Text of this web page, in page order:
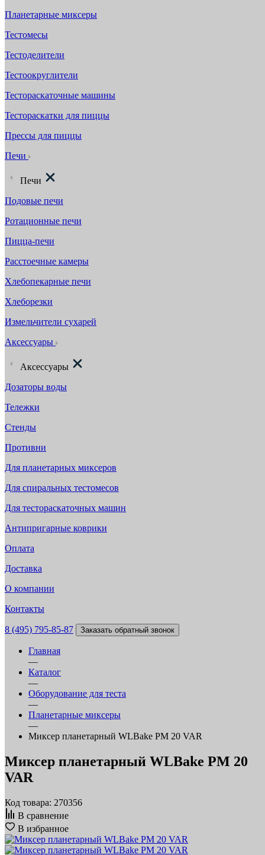
Планетарные миксеры
Тестомесы
Тестоделители
Тестоокруглители
Тестораскаточные машины
Тестораскатки для пиццы
Прессы для пиццы
Печи
Печи
Подовые печи
Ротационные печи
Пицца-печи
Расстоечные камеры
Хлебопекарные печи
Хлеборезки
Измельчители сухарей
Аксессуары
Аксессуары
Дозаторы воды
Тележки
Стенды
Противни
Для планетарных миксеров
Для спиральных тестомесов
Для тестораскаточных машин
Антипригарные коврики
Оплата
Доставка
О компании
Контакты
8 (495) 795-85-87 Заказать обратный звонок
Главная
—
Каталог
—
Оборудование для теста
—
Планетарные миксеры
—
Миксер планетарный WLBake PM 20 VAR
Миксер планетарный WLBake PM 20
VAR
Код товара: 270356
В сравнение
В избранное